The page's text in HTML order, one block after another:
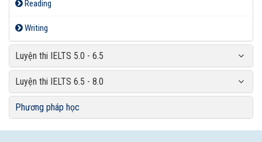
Reading
Writing
Luyện thi IELTS 5.0 - 6.5
Luyện thi IELTS 6.5 - 8.0
Phương pháp học